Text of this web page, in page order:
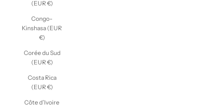
(EUR €)
Congo-
Kinshasa (EUR
€)
Corée du Sud
(EUR €)
Costa Rica
(EUR €)
Côte d’Ivoire